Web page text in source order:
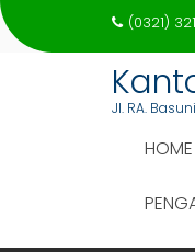
Skip
to
(0321)
Jl. RA.
HOME